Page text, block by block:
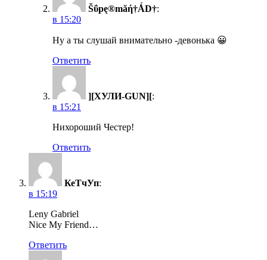
Šΰpę®măή†ǺD†:
в 15:20
Ну а ты слушай внимательно -девонька 😀
Ответить
][ХУЛИ-GUN][:
в 15:21
Нихороший Честер!
Ответить
КеТчУп:
в 15:19
Leny Gabriel
Nice My Friend…
Ответить